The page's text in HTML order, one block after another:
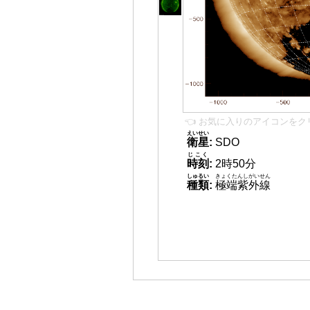
👈 お気に入りのアイコンをク
衛星
えいせい
: SDO
時刻
じこく
: 2時50分
種類
しゅるい
: 極端紫外線
きょくたんしがいせん